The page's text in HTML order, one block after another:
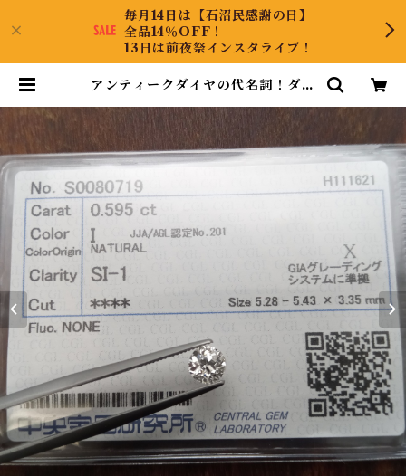
毎月14日は【石沼民感謝の日】
全品14％OFF！
13日は前夜祭インスタライブ！
アンティークダイヤの代名詞！ダイ